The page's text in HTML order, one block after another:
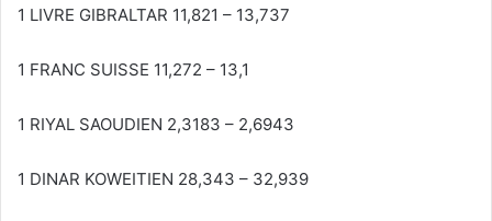
1 LIVRE GIBRALTAR 11,821 – 13,737
1 FRANC SUISSE 11,272 – 13,1
1 RIYAL SAOUDIEN 2,3183 – 2,6943
1 DINAR KOWEITIEN 28,343 – 32,939